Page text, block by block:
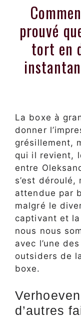
prouvé
tort en
La boxe à
donner
grésillement,
qui il revient,
entre
s’est
attendue par
malgré le
captivant et
nous nous
avec l’une
outsiders de
boxe.
d’autres